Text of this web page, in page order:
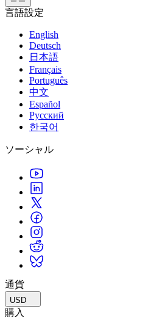
Unityエンジン
任意のプラットフォーム向けに2D
共同作業
チームでの共同作業と迅速なイテレ
Unity をダウンロード
プランと価格
デプロイ
Unity がサポートする 25 以上のプ
LiveOps
ローンチ後のインサイトとライブ
成長
詳しく見る
発見され、モバイルユーザーを獲得
ストアとD2C全体でIAPを管理
収益化
3Dコラボレーション
リアルタイムで3Dプロジェクトを
没入型トレーニング
没入型環境でのトレーニング
顧客体験
インタラクティブな3D体験を作成す
業界
運用の卓越性を達成する
小売
店内体験をオンライン体験に変換す
自動車
イノベーションと車内体験を促進す
すべての業界を見る
ドキュメント
公式ユーザーマニュアルとAPIリフ
開発者ツール
リリースバージョンと問題追跡
ロードマップ
今後の機能をレビューする
技術用語のライブラリ
ケーススタディ
実際の成功事例
ベストプラクティスガイド
専門家のヒントとコツ
デモ
デモ、サンプル、ビルディングブロ
すべてのリソース
新機能
ディスカッション
議論、問題解決、つながる
イベント
グローバルおよびローカルイベント
コミュニティストーリー
Made with Unity
Unityクリエイターの紹介
ライブストリーム
Unity Awards
世界中のUnityクリエイターを祝う
Unity Learn
無料でUnityスキルをマスターする
プロフェッショナルトレーニング
Unityトレーナーでチームをレベルア
Unity初心者向け
スタートガイド
学習を開始しましょう
Unity は初めてですか？旅を始めま
ハウツーガイド
実用的なヒントとベストプラクティ
教育
学生向け
キャリアをスタートさせる
教育を大幅に強化
教育機関向けライセンス
ヘルプを得る
Unityで成功するためのサポート
Success Plan
専門的なサポートで目標を早く達成
FAQ
よくある質問への回答
お問い合わせ
言語設定
English
Deutsch
日本語
Français
Português
中文
Español
Русский
한국어
ソーシャル
通貨
USD
購入